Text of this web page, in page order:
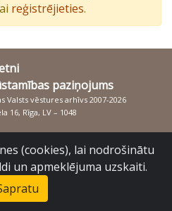
reģistrējieties.
paziņojums
Valsts vēstures arhīvs 2007-2026
16, Rīga, LV – 1048
(cookies), lai nodrošinātu
un apmeklējuma uzskaiti.